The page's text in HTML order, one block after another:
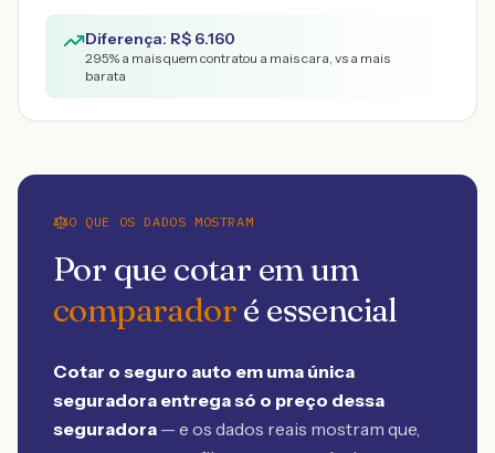
Diferença: R$ 6.160
295% a mais quem contratou a mais cara, vs a mais
barata
O QUE OS DADOS MOSTRAM
Por que cotar em um
comparadoré essencial
Cotar o seguro auto em uma única
seguradora entrega só o preço dessa
seguradora — e os dados reais mostram que,